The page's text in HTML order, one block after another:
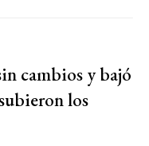
cambios y bajó
los